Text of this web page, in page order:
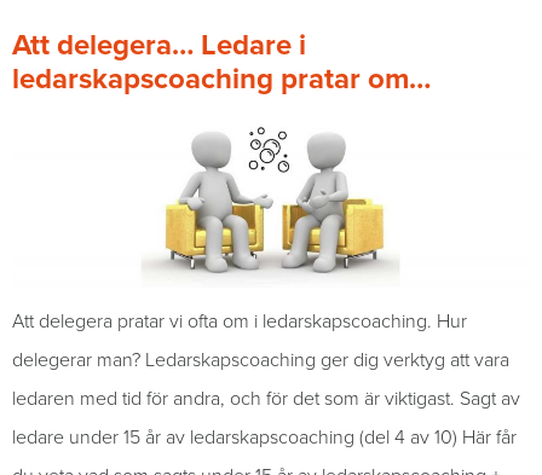
Att delegera… Ledare i
ledarskapscoaching pratar om…
Att delegera pratar vi ofta om i ledarskapscoaching. Hur
delegerar man? Ledarskapscoaching ger dig verktyg att vara
ledaren med tid för andra, och för det som är viktigast. Sagt av
ledare under 15 år av ledarskapscoaching (del 4 av 10) Här får